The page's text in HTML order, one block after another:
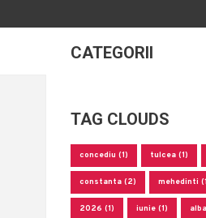
CATEGORII
TAG CLOUDS
concediu (1) tulcea (1)
constanta (2) mehedinti
2026 (1) iunie (1)